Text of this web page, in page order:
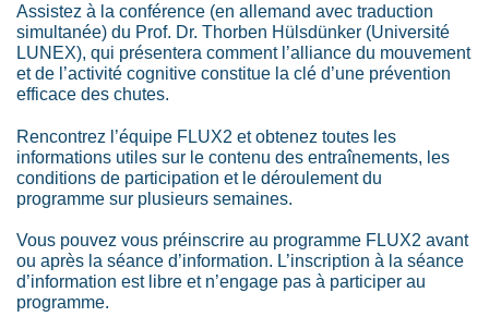
Assistez à la conférence (en allemand avec traduction
simultanée) du Prof. Dr. Thorben Hülsdünker (Université
LUNEX), qui présentera comment l’alliance du mouvement
et de l’activité cognitive constitue la clé d’une prévention
efficace des chutes.
Rencontrez l’équipe FLUX2 et obtenez toutes les
informations utiles sur le contenu des entraînements, les
conditions de participation et le déroulement du
programme sur plusieurs semaines.
Vous pouvez vous préinscrire au programme FLUX2 avant
ou après la séance d’information. L’inscription à la séance
d’information est libre et n’engage pas à participer au
programme.